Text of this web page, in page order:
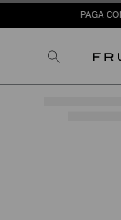
PAGA